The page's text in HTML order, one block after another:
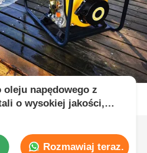
oleju napędowego z
o wysokiej jakości,
ciągłej i warunków
Rozmawiaj teraz.